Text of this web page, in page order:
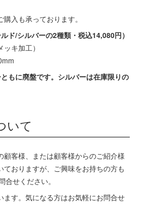
入も承っております。
ド/シルバーの2種類・税込14,080円）
キ加工）
もに廃盤です。シルバーは在庫限りの
いて
顧客様、または顧客様からのご紹介様
ておりますが、ご興味をお持ちの方も
合せください。
ます。気になる方はお気軽にお問合せ